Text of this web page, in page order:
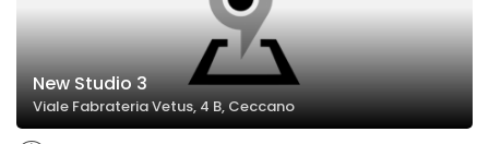
New Studio 3
Viale Fabrateria Vetus, 4 B, Ceccano